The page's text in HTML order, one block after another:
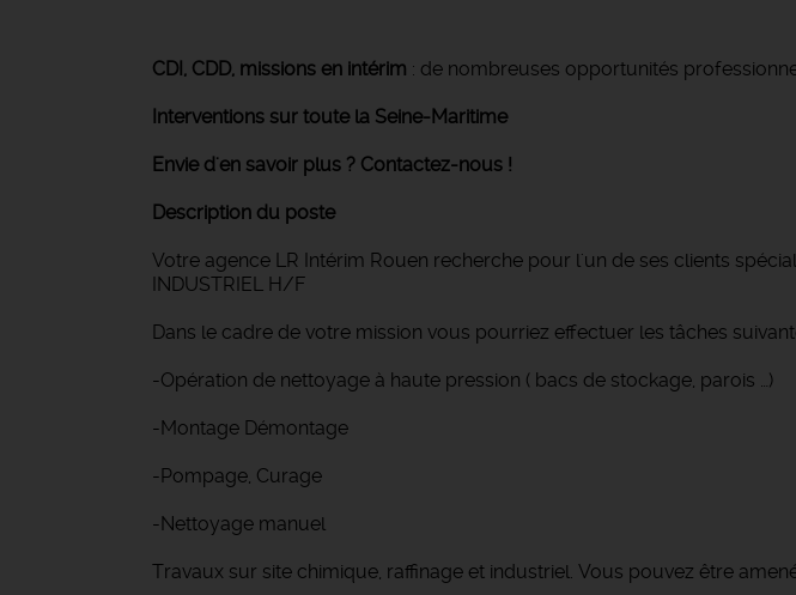
CDI, CDD, missions en intérim : de nombreuses opportunités
Interventions sur toute la Seine-Maritime
Envie d'en savoir plus ? Contactez-nous !
Description du poste
Votre agence LR Intérim Rouen recherche pour l'un de ses clients
INDUSTRIEL H/F
Dans le cadre de votre mission vous pourriez effectuer les tâches
-Opération de nettoyage à haute pression ( bacs de stockage, parois …)
-Montage Démontage
-Pompage, Curage
-Nettoyage manuel
Travaux sur site chimique, raffinage et industriel. Vous pouvez être